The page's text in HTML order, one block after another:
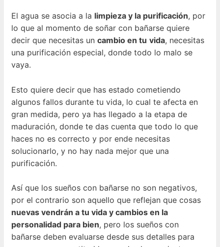
El agua se asocia a la limpieza y la purificación, por
lo que al momento de soñar con bañarse quiere
decir que necesitas un cambio en tu vida, necesitas
una purificación especial, donde todo lo malo se
vaya.
Esto quiere decir que has estado cometiendo
algunos fallos durante tu vida, lo cual te afecta en
gran medida, pero ya has llegado a la etapa de
maduración, donde te das cuenta que todo lo que
haces no es correcto y por ende necesitas
solucionarlo, y no hay nada mejor que una
purificación.
Así que los sueños con bañarse no son negativos,
por el contrario son aquello que reflejan que cosas
nuevas vendrán a tu vida y cambios en la
personalidad para bien, pero los sueños con
bañarse deben evaluarse desde sus detalles para